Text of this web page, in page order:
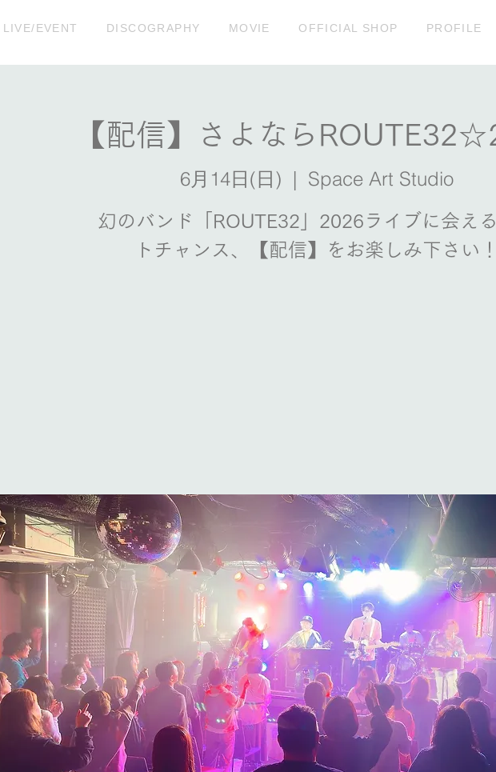
LIVE/EVENT DISCOGRAPHY MOVIE OFFICIAL SHOP PROFILE
【配信】さよなら
6月14日(日)
  |
Space Art Studio
幻のバンド「ROUTE32」2026ライブに会え
トチャンス、【配信】をお楽しみ下さい！